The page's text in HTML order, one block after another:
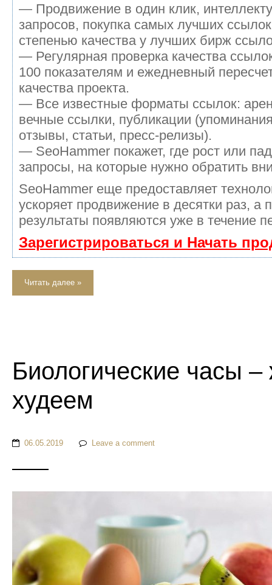
— Продвижение в один клик,
запросов, покупка самых лучших
степенью качества у лучших бирж
— Регулярная проверка качества
100 показателям и ежедневный
качества проекта.
— Все известные форматы ссылок:
вечные ссылки, публикации
отзывы, статьи, пресс-релизы).
— SeoHammer покажет, где рост или
запросы, на которые нужно обратить
SeoHammer еще предоставляет
ускоряет продвижение в десятки раз, а
результаты появляются уже в течение
Зарегистрироваться и Начать
Читать далее »
Биологические часы
худеем
06.05.2019 Leave a comment